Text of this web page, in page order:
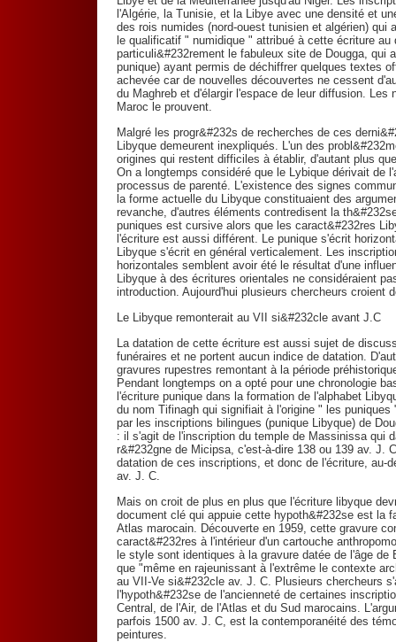
l'Algérie, la Tunisie, et la Libye avec une densité et
des rois numides (nord-ouest tunisien et algérien) qui
le qualificatif " numidique " attribué à cette écriture
particuli&#232rement le fabuleux site de Dougga, qui
punique) ayant permis de déchiffrer quelques textes
achevée car de nouvelles découvertes ne cessent
du Maghreb et d'élargir l'espace de leur diffusion.
Maroc le prouvent.
Malgré les progr&#232s de recherches de ces
Libyque demeurent inexpliqués. L'un des
origines qui restent difficiles à établir, d'autant plus
On a longtemps considéré que le Lybique dérivait de
processus de parenté. L'existence des signes
la forme actuelle du Libyque constituaient des
revanche, d'autres éléments contredisent la
puniques est cursive alors que les caract&#232res
l'écriture est aussi différent. Le punique s'écrit
Libyque s'écrit en général verticalement. Les
horizontales semblent avoir été le résultat d'une
Libyque à des écritures orientales ne considéraient
introduction. Aujourd'hui plusieurs chercheurs croient
Le Libyque remonterait au VII si&#232cle avant J.C
La datation de cette écriture est aussi sujet de
funéraires et ne portent aucun indice de datation.
gravures rupestres remontant à la période
Pendant longtemps on a opté pour une chronologie
l'écriture punique dans la formation de l'alphabet
du nom Tifinagh qui signifiait à l'origine " les
par les inscriptions bilingues (punique Libyque) de
: il s'agit de l'inscription du temple de Massinissa qui
r&#232gne de Micipsa, c'est-à-dire 138 ou 139 av. J.
datation de ces inscriptions, et donc de l'écriture, au-
av. J. C.
Mais on croit de plus en plus que l'écriture libyque
document clé qui appuie cette hypoth&#232se est la
Atlas marocain. Découverte en 1959, cette gravure
caract&#232res à l'intérieur d'un cartouche
le style sont identiques à la gravure datée de l'âge
que "même en rajeunissant à l'extrême le contexte
au VII-Ve si&#232cle av. J. C. Plusieurs chercheurs
l'hypoth&#232se de l'ancienneté de certaines
Central, de l'Air, de l'Atlas et du Sud marocains.
parfois 1500 av. J. C, est la contemporanéité des
peintures.